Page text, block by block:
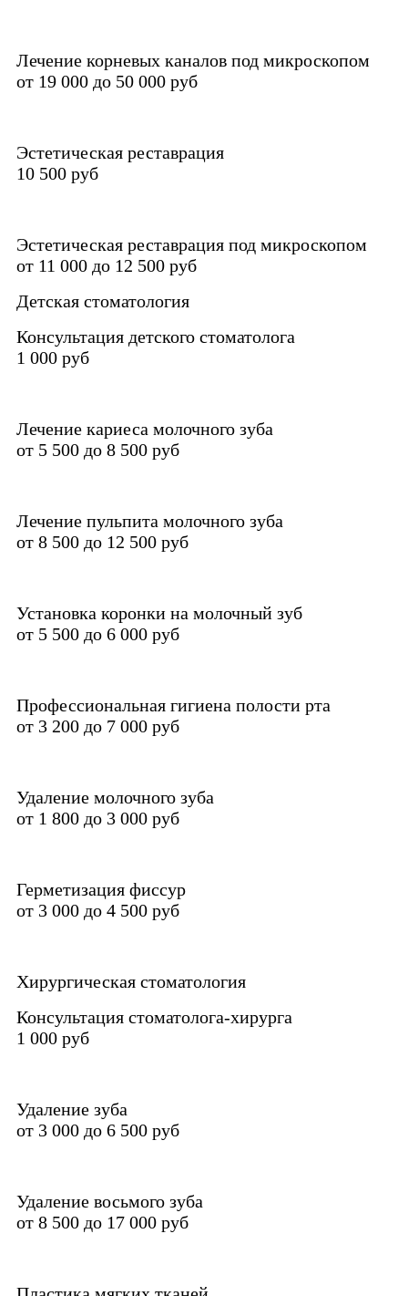
Лечение корневых каналов под микроскопом
от 19 000 до 50 000 руб
Эстетическая реставрация
10 500 руб
Эстетическая реставрация под микроскопом
от 11 000 до 12 500 руб
Детская стоматология
Консультация детского стоматолога
1 000 руб
Лечение кариеса молочного зуба
от 5 500 до 8 500 руб
Лечение пульпита молочного зуба
от 8 500 до 12 500 руб
Установка коронки на молочный зуб
от 5 500 до 6 000 руб
Профессиональная гигиена полости рта
от 3 200 до 7 000 руб
Удаление молочного зуба
от 1 800 до 3 000 руб
Герметизация фиссур
от 3 000 до 4 500 руб
Хирургическая стоматология
Консультация стоматолога-хирурга
1 000 руб
Удаление зуба
от 3 000 до 6 500 руб
Удаление восьмого зуба
от 8 500 до 17 000 руб